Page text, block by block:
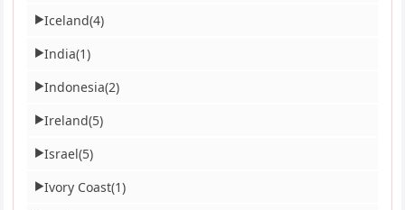
▶Iceland(4)
▶India(1)
▶Indonesia(2)
▶Ireland(5)
▶Israel(5)
▶Ivory Coast(1)